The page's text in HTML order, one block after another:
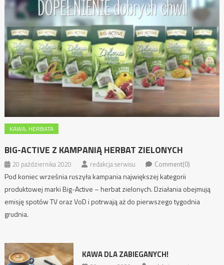
KAWA, HERBATA
BIG-ACTIVE Z KAMPANIĄ HERBAT ZIELONYCH
20 października 2020 redakcja serwisu Comment(0)
Pod koniec września ruszyła kampania największej kategorii
produktowej marki Big-Active – herbat zielonych. Działania obejmują
emisję spotów TV oraz VoD i potrwają aż do pierwszego tygodnia
grudnia.
KAWA DLA ZABIEGANYCH!